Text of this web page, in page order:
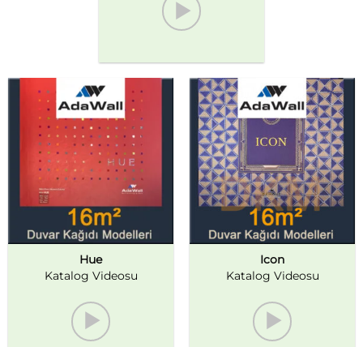
Hue
Katalog Videosu
Icon
Katalog Videosu